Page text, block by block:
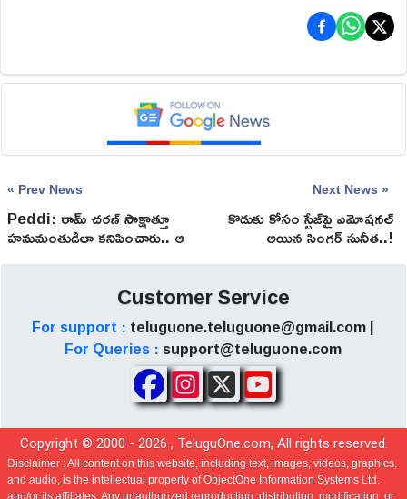
« Prev News
Peddi: రామ్ చరణ్ సాక్షాత్తూ
హనుమంతుడిలా కనిపించారు.. ఆ
Next News »
కొడుకు కోసం స్టేజ్‌పై ఎమోషనల్
అయిన సింగర్ సునీత..!
Customer Service
For support : teluguone.teluguone@gmail.com |
For Queries : support@teluguone.com
Copyright © 2000 - 2026 , TeluguOne.com, All rights reserved.
Disclaimer :All content on this website, including text, images, videos, graphics,
and audio, is the intellectual property of ObjectOne Information Systems Ltd.
and/or its affiliates. Any unauthorized reproduction, distribution, modification, or